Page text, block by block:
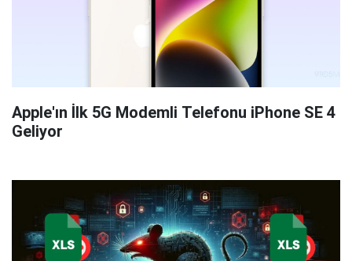
Apple'ın İlk 5G Modemli Telefonu iPhone SE 4
Geliyor